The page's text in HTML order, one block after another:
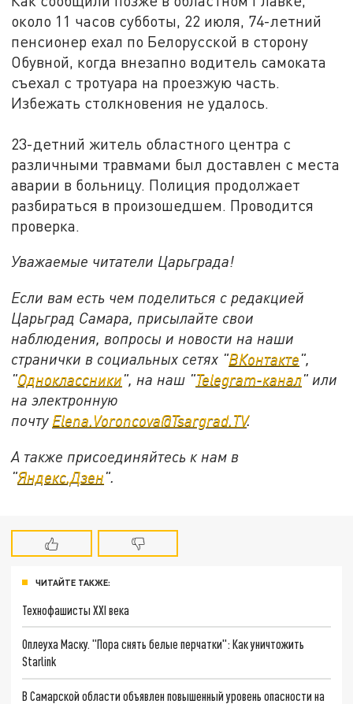
около 11 часов субботы, 22 июля, 74-летний
пенсионер ехал по Белорусской в сторону
Обувной, когда внезапно водитель самоката
съехал с тротуара на проезжую часть.
Избежать столкновения не удалось.
23-детний житель областного центра с
различными травмами был доставлен с места
аварии в больницу. Полиция продолжает
разбираться в произошедшем. Проводится
проверка.
Уважаемые читатели Царьграда!
Если вам есть чем поделиться с редакцией
Царьград Самара, присылайте свои
наблюдения, вопросы и новости на наши
странички в социальных сетях "ВКонтакте",
"Одноклассники", на наш "Telegram-канал" или
на электронную
почту Elena.Voroncova@Tsargrad.TV.
А также присоединяйтесь к нам в
"Яндекс.Дзен".
ЧИТАЙТЕ ТАКЖЕ:
Технофашисты XXI века
Оплеуха Маску. "Пора снять белые перчатки": Как уничтожить
Starlink
В Самарской области объявлен повышенный уровень опасности на